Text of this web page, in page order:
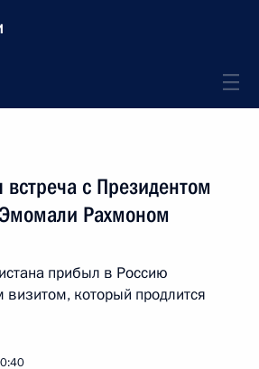
с Президентом
Рахмоном
прибыл в Россию
визитом, который продлится